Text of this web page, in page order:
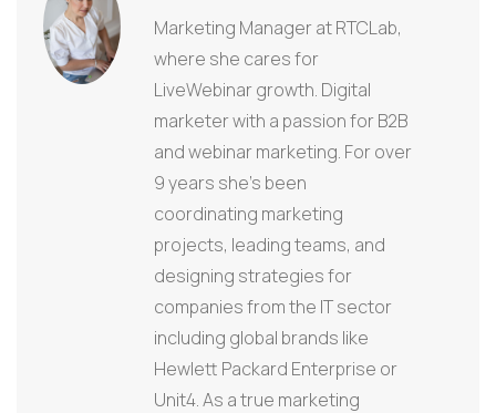
Marketing Manager at RTCLab,
where she cares for
LiveWebinar growth. Digital
marketer with a passion for B2B
and webinar marketing. For over
9 years she's been
coordinating marketing
projects, leading teams, and
designing strategies for
companies from the IT sector
including global brands like
Hewlett Packard Enterprise or
Unit4. As a true marketing